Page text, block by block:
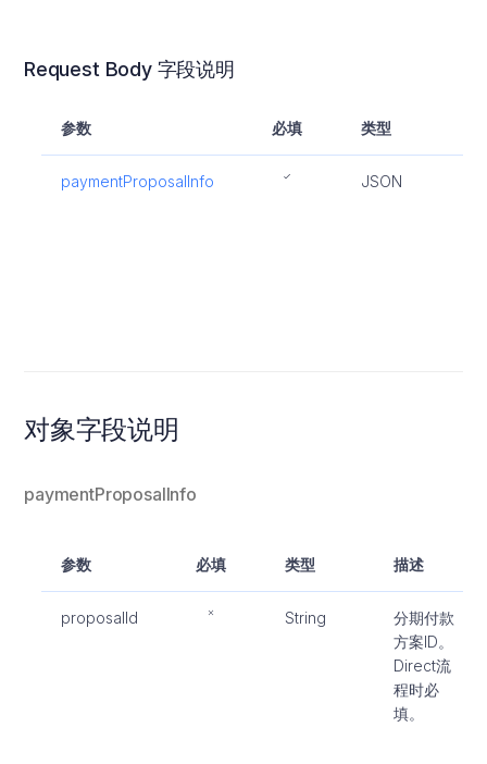
Request Body 字段说明
参数 必填 类型
paymentProposalInfo JSON
对象字段说明
paymentProposalInfo
参数 必填 类型 描述
proposalId String
分期付款
方案ID。
Direct流
程时必
填。